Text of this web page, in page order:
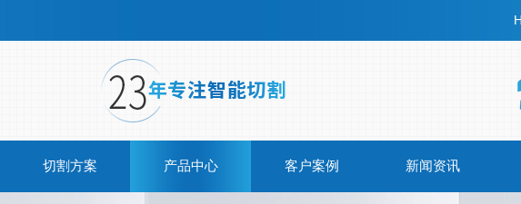
切割方案 产品中心 客户案例 新闻资讯